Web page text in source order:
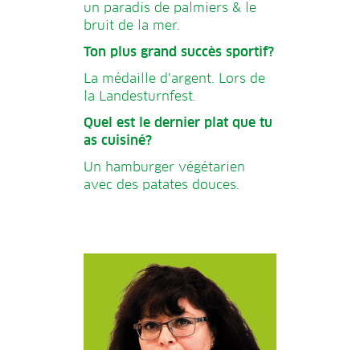
un paradis de palmiers & le
bruit de la mer.
Ton plus grand succès sportif?
La médaille d’argent. Lors de
la Landesturnfest.
Quel est le dernier plat que tu
as cuisiné?
Un hamburger végétarien
avec des patates douces.